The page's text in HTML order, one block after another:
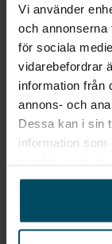
Vi använder
och annonserna
för sociala
vidarebefordrar
information från
annons- och
Dessa kan i sin
information som
Snacks och
extra mat och
Isskrapa och
Skyffel.Så att
snödriva.
Kör tryggt och